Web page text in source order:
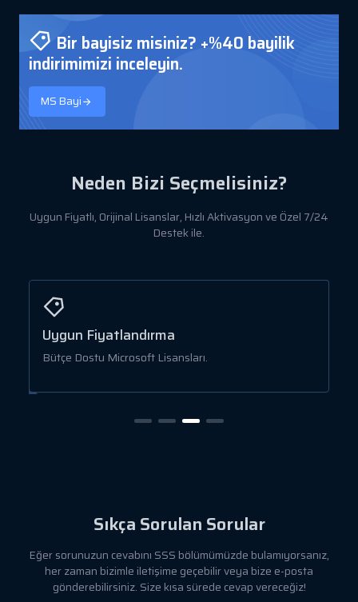
Bir bayisiz misiniz? +%40 bayilik
indirimimizi inceleyin.
MS Bayi
Neden Bizi Seçmelisiniz?
Uygun Fiyatlı, Orijinal Lisanslar, Hızlı Aktivasyon ve Özel 7/24
Destek ile.
Uygun Fiyatlandırma
Bütçe Dostu Microsoft Lisansları.
Sıkça Sorulan Sorular
Eğer sorunuzun cevabını SSS bölümümüzde bulamıyorsanız,
her zaman bizimle iletişime geçebilir veya bize e-posta
gönderebilirsiniz. Size kısa sürede cevap vereceğiz!